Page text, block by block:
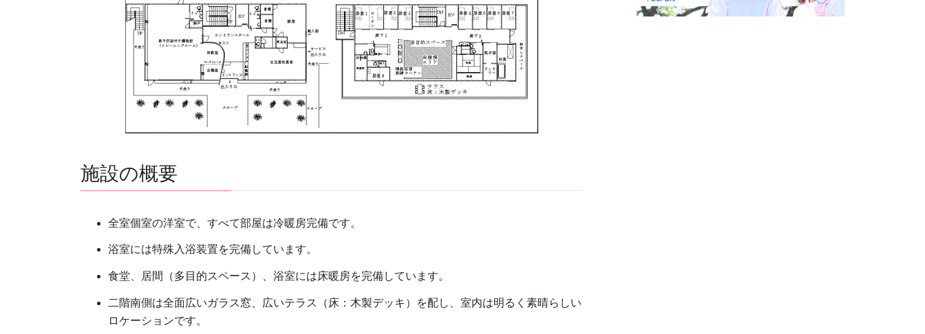
施設の概要
全室個室の洋室で、すべて部屋は冷暖房完備です。
浴室には特殊入浴装置を完備しています。
食堂、居間（多目的スペース）、浴室には床暖房を完備しています。
二階南側は全面広いガラス窓、広いテラス（床：木製デッキ）を配し、室内は明るく素晴らしい
ロケーションです。